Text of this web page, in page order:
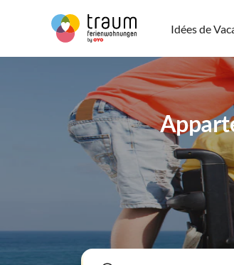
Idées de